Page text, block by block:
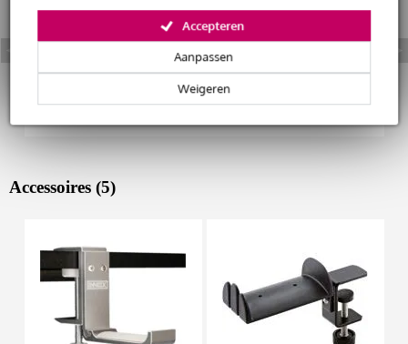
Weigeren
Aanpassen
Accepteren
Accessoires (5)